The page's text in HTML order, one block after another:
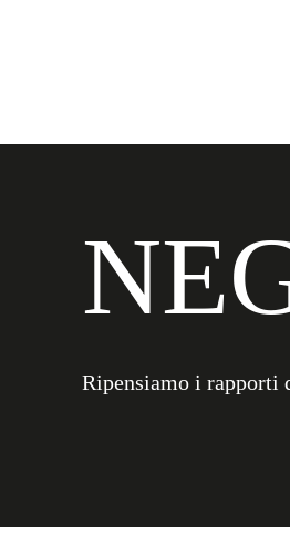
Ripensiamo i rapporti